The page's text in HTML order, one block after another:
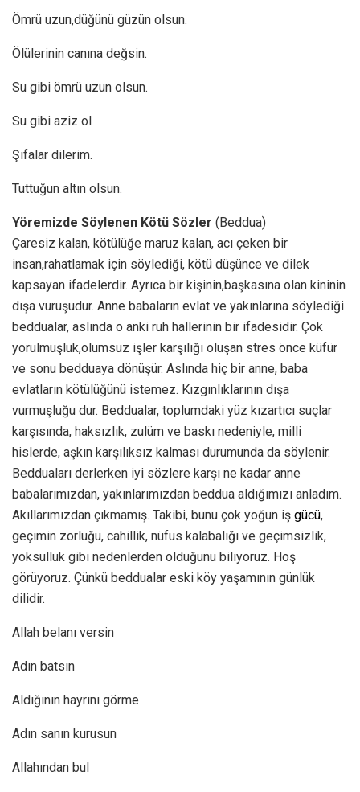
Ömrü uzun,düğünü güzün olsun.
Ölülerinin canına değsin.
Su gibi ömrü uzun olsun.
Su gibi aziz ol
Şifalar dilerim.
Tuttuğun altın olsun.
Yöremizde Söylenen Kötü Sözler (Beddua)
Çaresiz kalan, kötülüğe maruz kalan, acı çeken bir
insan,rahatlamak için söylediği, kötü düşünce ve dilek
kapsayan ifadelerdir. Ayrıca bir kişinin,başkasına olan kininin
dışa vuruşudur. Anne babaların evlat ve yakınlarına söylediği
beddualar, aslında o anki ruh hallerinin bir ifadesidir. Çok
yorulmuşluk,olumsuz işler karşılığı oluşan stres önce küfür
ve sonu bedduaya dönüşür. Aslında hiç bir anne, baba
evlatların kötülüğünü istemez. Kızgınlıklarının dışa
vurmuşluğu dur. Beddualar, toplumdaki yüz kızartıcı suçlar
karşısında, haksızlık, zulüm ve baskı nedeniyle, milli
hislerde, aşkın karşılıksız kalması durumunda da söylenir.
Bedduaları derlerken iyi sözlere karşı ne kadar anne
babalarımızdan, yakınlarımızdan beddua aldığımızı anladım.
Akıllarımızdan çıkmamış. Takibi, bunu çok yoğun iş gücü,
geçimin zorluğu, cahillik, nüfus kalabalığı ve geçimsizlik,
yoksulluk gibi nedenlerden olduğunu biliyoruz. Hoş
görüyoruz. Çünkü beddualar eski köy yaşamının günlük
dilidir.
Allah belanı versin
Adın batsın
Aldığının hayrını görme
Adın sanın kurusun
Allahından bul